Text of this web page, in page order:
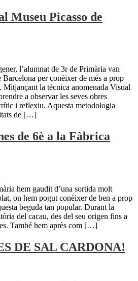
Museu Picasso de
l’alumnat de 3r de Primària van
per conèixer de més a prop
Mitjançant la tècnica anomenada Visual
a observar les seves obres
i reflexiu. Aquesta metodologia
de […]
de 6è a la Fàbrica
hem gaudit d’una sortida molt
on hem pogut conèixer de ben a prop
beguda tan popular. Durant la
del cacau, des del seu origen fins a
També hem après com […]
DE SAL CARDONA!